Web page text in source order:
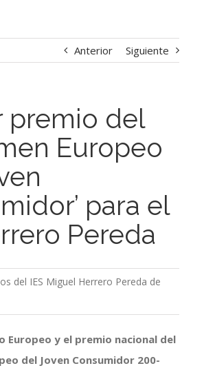
Anterior Siguiente
premio del
Europeo
para el
Pereda
del IES Miguel Herrero Pereda de
Europeo y el premio nacional del
del Joven Consumidor 200-